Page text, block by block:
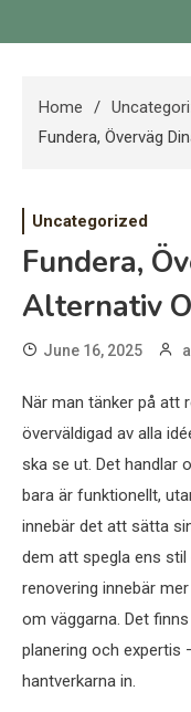
Home
Fundera, Överväg
Uncategorized
Fundera,
Alternativ
June 16, 2025
När man tänker på att
överväldigad av alla
ska se ut. Det handlar
bara är funktionellt,
innebär det att sätta
dem att spegla ens
renovering innebär
om väggarna. Det
planering och expertis
hantverkarna in.